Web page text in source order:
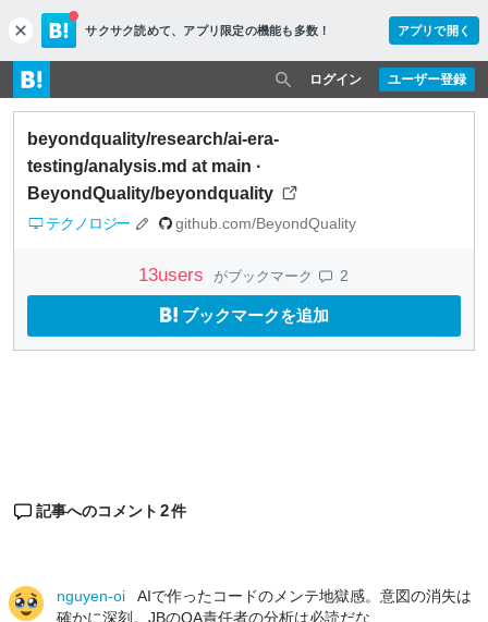
c
l
o
s
e
サクサク読めて、 アプリ限定の機能も多数！ アプリで開く
ユーザー登録
ログイン
beyondquality/research/ai-era-
testing/analysis.md at main ·
BeyondQuality/beyondquality
テクノロジー github.com/BeyondQuality
13users がブックマーク 2
ブックマークを追加
記事へのコメント 2件
nguyen-oi
AIで作ったコードのメンテ地獄感。意図の消失は
確かに深刻。JBのQA責任者の分析は必読だな